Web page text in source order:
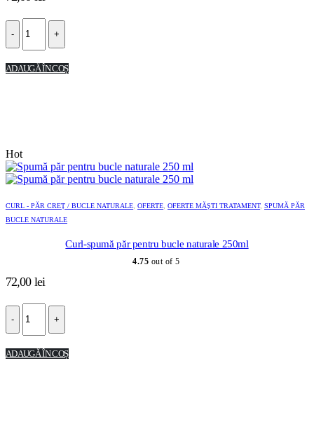
- +
ADAUGĂ ÎN COȘ
Hot
CURL - PĂR CREȚ / BUCLE NATURALE OFERTE OFERTE MĂȘTI TRATAMENT, SPUMĂ PĂR
BUCLE NATURALE
Curl-spumă păr pentru bucle naturale 250ml
4.75 out of 5
72,00 lei
- +
ADAUGĂ ÎN COȘ